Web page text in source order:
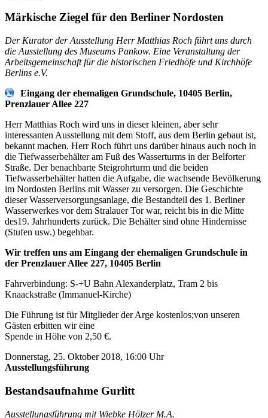
Märkische Ziegel für den Berliner Nordosten
Der Kurator der Ausstellung Herr Matthias Roch führt uns durch
die Ausstellung des Museums Pankow. Eine Veranstaltung der
Arbeitsgemeinschaft für die historischen Friedhöfe und Kirchhöfe
Berlins e.V.
Eingang der ehemaligen Grundschule, 10405 Berlin,
Prenzlauer Allee 227
Herr Matthias Roch wird uns in dieser kleinen, aber sehr
interessanten Ausstellung mit dem Stoff, aus dem Berlin gebaut ist,
bekannt machen. Herr Roch führt uns darüber hinaus auch noch in
die Tiefwasserbehälter am Fuß des Wasserturms in der Belforter
Straße. Der benachbarte Steigrohrturm und die beiden
Tiefwasserbehälter hatten die Aufgabe, die wachsende Bevölkerung
im Nordosten Berlins mit Wasser zu versorgen. Die Geschichte
dieser Wasserversorgungsanlage, die Bestandteil des 1. Berliner
Wasserwerkes vor dem Stralauer Tor war, reicht bis in die Mitte
des19. Jahrhunderts zurück. Die Behälter sind ohne Hindernisse
(Stufen usw.) begehbar.
Wir treffen uns am Eingang der ehemaligen Grundschule in
der Prenzlauer Allee 227, 10405 Berlin
Fahrverbindung: S-+U Bahn Alexanderplatz, Tram 2 bis
Knaackstraße (Immanuel-Kirche)
Die Führung ist für Mitglieder der Arge kostenlos;von unseren
Gästen erbitten wir eine
Spende in Höhe von 2,50 €.
Donnerstag, 25. Oktober 2018, 16:00 Uhr
Ausstellungsführung
Bestandsaufnahme Gurlitt
Ausstellungsführung mit Wiebke Hölzer M.A.